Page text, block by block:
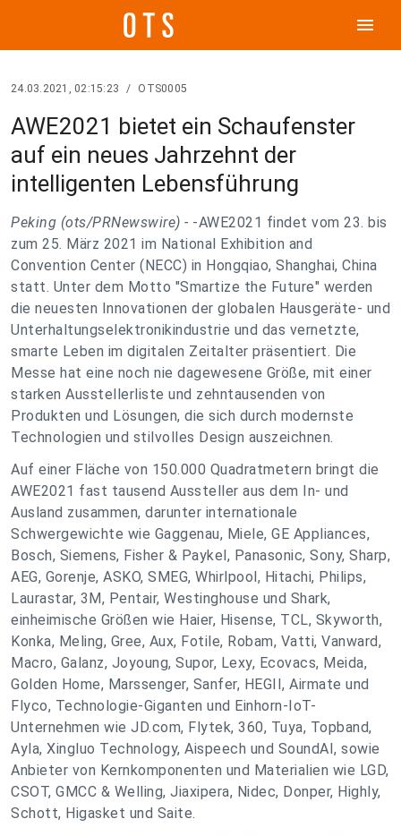
menu
24.03.2021, 02:15:23 / OTS0005
AWE2021 bietet ein Schaufenster
auf ein neues Jahrzehnt der
intelligenten Lebensführung
Peking (ots/PRNewswire) - -AWE2021 findet vom 23. bis
zum 25. März 2021 im National Exhibition and
Convention Center (NECC) in Hongqiao, Shanghai, China
statt. Unter dem Motto "Smartize the Future" werden
die neuesten Innovationen der globalen Hausgeräte- und
Unterhaltungselektronikindustrie und das vernetzte,
smarte Leben im digitalen Zeitalter präsentiert. Die
Messe hat eine noch nie dagewesene Größe, mit einer
starken Ausstellerliste und zehntausenden von
Produkten und Lösungen, die sich durch modernste
Technologien und stilvolles Design auszeichnen.
Auf einer Fläche von 150.000 Quadratmetern bringt die
AWE2021 fast tausend Aussteller aus dem In- und
Ausland zusammen, darunter internationale
Schwergewichte wie Gaggenau, Miele, GE Appliances,
Bosch, Siemens, Fisher & Paykel, Panasonic, Sony, Sharp,
AEG, Gorenje, ASKO, SMEG, Whirlpool, Hitachi, Philips,
Laurastar, 3M, Pentair, Westinghouse und Shark,
einheimische Größen wie Haier, Hisense, TCL, Skyworth,
Konka, Meling, Gree, Aux, Fotile, Robam, Vatti, Vanward,
Macro, Galanz, Joyoung, Supor, Lexy, Ecovacs, Meida,
Golden Home, Marssenger, Sanfer, HEGII, Airmate und
Flyco, Technologie-Giganten und Einhorn-IoT-
Unternehmen wie JD.com, Flytek, 360, Tuya, Topband,
Ayla, Xingluo Technology, Aispeech und SoundAI, sowie
Anbieter von Kernkomponenten und Materialien wie LGD,
CSOT, GMCC & Welling, Jiaxipera, Nidec, Donper, Highly,
Schott, Higasket und Saite.